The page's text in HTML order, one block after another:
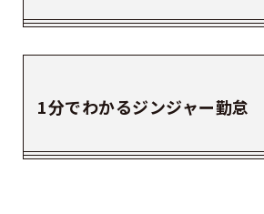
1分でわかるジンジャー勤怠